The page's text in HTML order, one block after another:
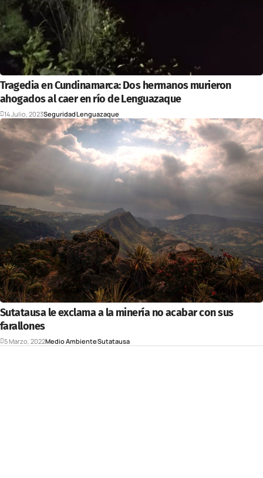
Tragedia en Cundinamarca: Dos hermanos murieron
ahogados al caer en río de Lenguazaque
14 Julio, 2023SeguridadLenguazaque
Sutatausa le exclama a la minería no acabar con sus
farallones
5 Marzo, 2022Medio AmbienteSutatausa